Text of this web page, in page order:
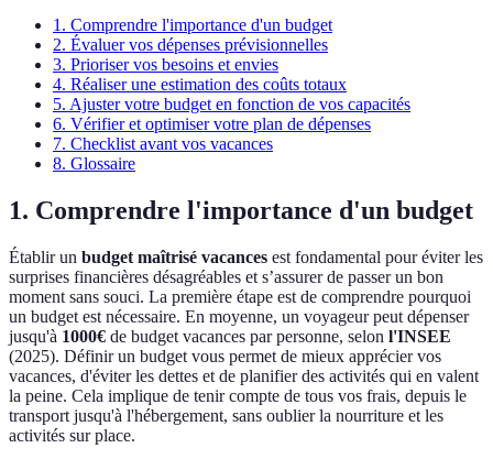
1. Comprendre l'importance d'un budget
2. Évaluer vos dépenses prévisionnelles
3. Prioriser vos besoins et envies
4. Réaliser une estimation des coûts totaux
5. Ajuster votre budget en fonction de vos capacités
6. Vérifier et optimiser votre plan de dépenses
7. Checklist avant vos vacances
8. Glossaire
1. Comprendre l'importance d'un budget
Établir un budget maîtrisé vacances est fondamental pour éviter les
surprises financières désagréables et s’assurer de passer un bon
moment sans souci. La première étape est de comprendre pourquoi
un budget est nécessaire. En moyenne, un voyageur peut dépenser
jusqu'à 1000€ de budget vacances par personne, selon l'INSEE
(2025). Définir un budget vous permet de mieux apprécier vos
vacances, d'éviter les dettes et de planifier des activités qui en valent
la peine. Cela implique de tenir compte de tous vos frais, depuis le
transport jusqu'à l'hébergement, sans oublier la nourriture et les
activités sur place.